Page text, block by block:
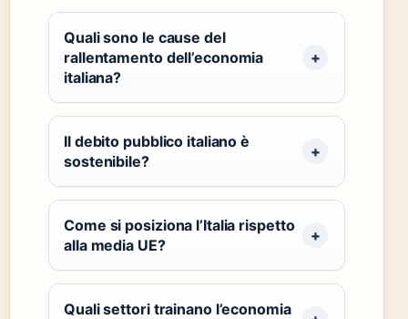
Quali sono le cause del
rallentamento dell’economia
italiana?
Il debito pubblico italiano è
sostenibile?
Come si posiziona l’Italia rispetto
alla media UE?
Quali settori trainano l’economia